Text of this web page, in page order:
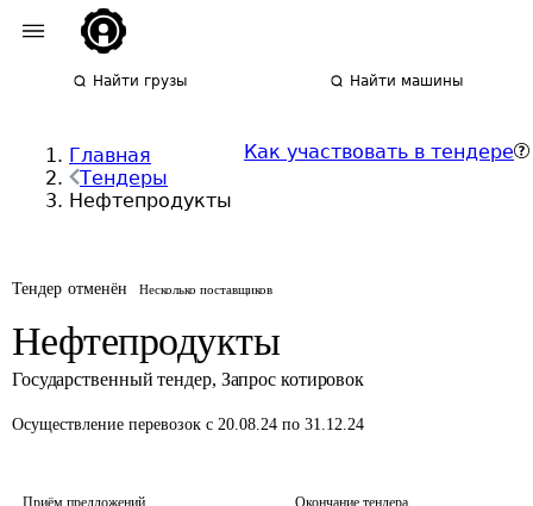
Найти грузы Найти машины
Главная
Тендеры
Нефтепродукты
Как участвовать в тендере
Тендер отменён Несколько поставщиков
Нефтепродукты
Государственный тендер, Запрос котировок
Осуществление перевозок с 20.08.24 по 31.12.24
Приём предложений
Окончание тендера